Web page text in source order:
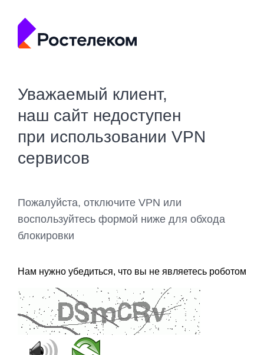
Уважаемый клиент,
наш сайт недоступен
при использовании VPN
сервисов
Пожалуйста, отключите VPN или
воспользуйтесь формой ниже для обхода
блокировки
Нам нужно убедиться, что вы не являетесь роботом